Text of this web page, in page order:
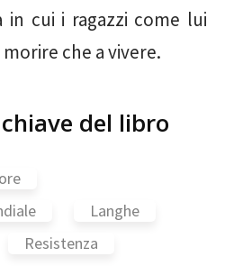
in cui i ragazzi come lui
che a vivere.
del libro
Langhe
Resistenza